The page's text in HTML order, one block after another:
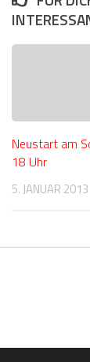
Neustart am
18 Uhr
5. JANUAR 2013